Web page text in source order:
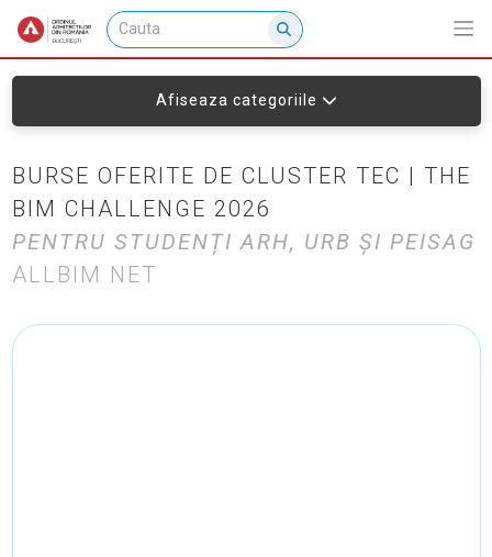
Afiseaza categoriile
BURSE OFERITE DE CLUSTER TEC | THE
BIM CHALLENGE 2026
PENTRU STUDENȚI ARH, URB ȘI PEISAG
ALLBIM NET